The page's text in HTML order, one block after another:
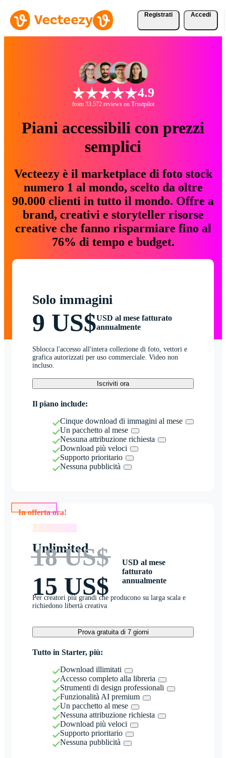
Registrati Accedi
4.9
from 33.572 reviews on Trustpilot
Piani accessibili con prezzi
semplici
Vecteezy è il marketplace di foto stock
numero 1 al mondo, scelto da oltre
90.000 clienti in tutto il mondo. Offre a
brand, creativi e storyteller risorse
creative che fanno risparmiare fino al
76% di tempo e budget.
Solo immagini
9 US$USD al mese fatturato
annualmente
Sblocca l'accesso all'intera collezione di foto, vettori e
grafica autorizzati per uso commerciale. Video non
incluso.
Iscriviti ora
Il piano include:
Cinque download di immagini al mese
Un pacchetto al mese
Nessuna attribuzione richiesta
Download più veloci
Supporto prioritario
Nessuna pubblicità
Unlimited
18 US$
15 US$
USD al mese
fatturato
annualmente
Per creatori più grandi che producono su larga scala e
richiedono libertà creativa
Prova gratuita di 7 giorni
Tutto in Starter, più:
Download illimitati
Accesso completo alla libreria
Strumenti di design professionali
Funzionalità AI premium
Un pacchetto al mese
Nessuna attribuzione richiesta
Download più veloci
Supporto prioritario
Nessuna pubblicità